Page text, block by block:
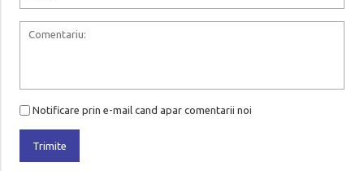
Notificare prin e-mail cand apar comentarii noi
Trimite